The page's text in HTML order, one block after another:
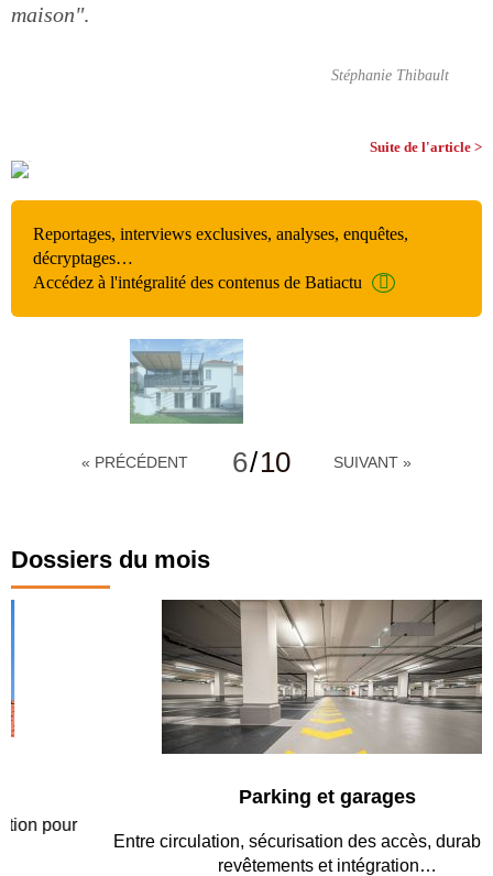
maison".
Stéphanie Thibault
Suite de l'article >
Reportages, interviews exclusives, analyses, enquêtes,
décryptages…
Accédez à l'intégralité des contenus de Batiactu
« PRÉCÉDENT 6/10 SUIVANT »
Dossiers du mois
Parking et garages
Entre circulation, sécurisation des accès, durabilité des
revêtements et intégration…